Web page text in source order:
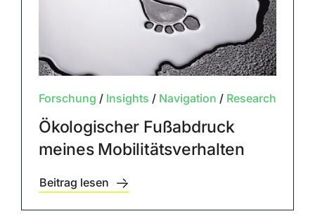
Forschung / Insights / Navigation / Research
Ökologischer Fußabdruck
meines Mobilitätsverhalten
Beitrag lesen